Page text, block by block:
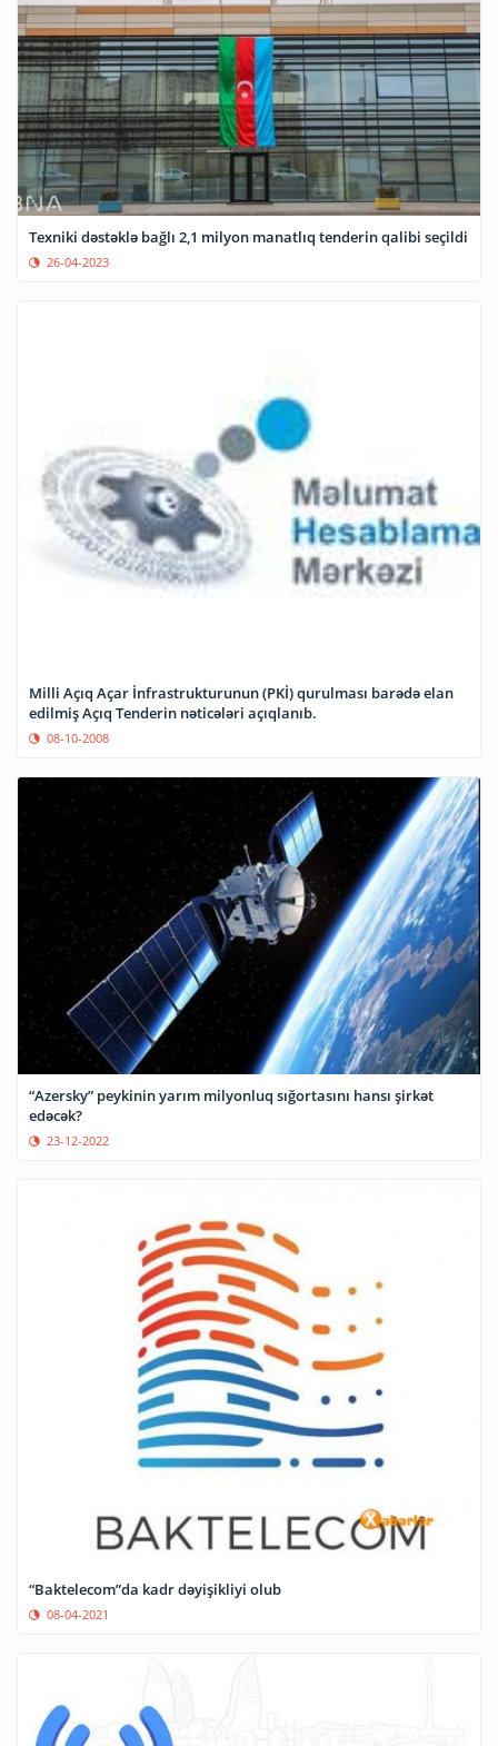
Texniki dəstəklə bağlı 2,1 milyon manatlıq tenderin qalibi seçildi
26-04-2023
Milli Açıq Açar İnfrastrukturunun (PKİ) qurulması barədə elan
edilmiş Açıq Tenderin nəticələri açıqlanıb.
08-10-2008
“Azersky” peykinin yarım milyonluq sığortasını hansı şirkət
edəcək?
23-12-2022
“Baktelecom”da kadr dəyişikliyi olub
08-04-2021